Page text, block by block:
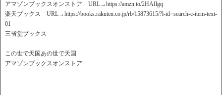
アマゾンブックスオンストア URL→https://amzn.to/2HAIlgq
楽天ブックス URL→https://books.rakuten.co.jp/rb/15873615/?l-id=search-c-item-text-
01
三省堂ブックス
この世で天国あの世で天国
アマゾンブックスオンストア